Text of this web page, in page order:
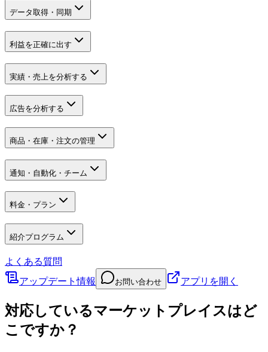
データ取得・同期
利益を正確に出す
実績・売上を分析する
広告を分析する
商品・在庫・注文の管理
通知・自動化・チーム
料金・プラン
紹介プログラム
よくある質問
アップデート情報
お問い合わせ アプリを開く
対応しているマーケットプレイスはど
こですか？